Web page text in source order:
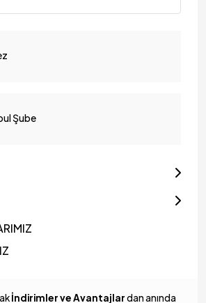
Şube
İndirimler ve Avantajlardan anında